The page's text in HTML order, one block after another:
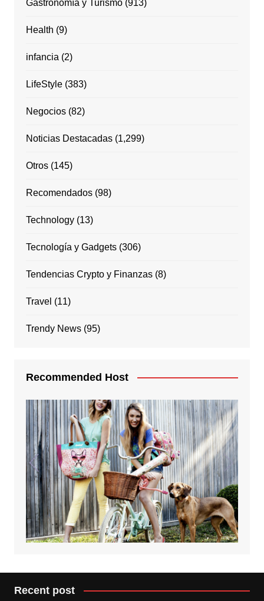
Gastronomía y Turismo(913)
Health (9)
infancia (2)
LifeStyle(383)
Negocios(82)
Noticias Destacadas(1,299)
Otros(145)
Recomendados(98)
Technology(13)
Tecnología y Gadgets(306)
Tendencias Crypto y Finanzas(8)
Travel (11)
Trendy News(95)
Recommended Host
Recent post